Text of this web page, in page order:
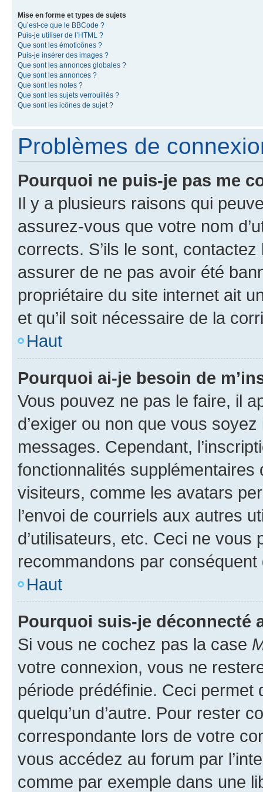
Mise en forme et types de sujets
Qu’est-ce que le BBCode ?
Puis-je utiliser de l’HTML ?
Que sont les émoticônes ?
Puis-je insérer des images ?
Que sont les annonces globales ?
Que sont les annonces ?
Que sont les notes ?
Que sont les sujets verrouillés ?
Que sont les icônes de sujet ?
Problèmes de
Pourquoi ne puis-je pas me
Il y a plusieurs raisons qui
assurez-vous que votre nom
corrects. S’ils le sont,
assurer de ne pas avoir été
propriétaire du site internet ait
et qu’il soit nécessaire de la
Haut
Pourquoi ai-je besoin de
Vous pouvez ne pas le faire, il
d’exiger ou non que vous
messages. Cependant,
fonctionnalités
visiteurs, comme les avatars
l’envoi de courriels aux autres
d’utilisateurs, etc. Ceci ne vous
recommandons par conséquent
Haut
Pourquoi suis-je déconnecté
Si vous ne cochez pas la case
votre connexion, vous ne
période prédéfinie. Ceci permet
quelqu’un d’autre. Pour rester
correspondante lors de votre
vous accédez au forum par
comme par exemple dans une